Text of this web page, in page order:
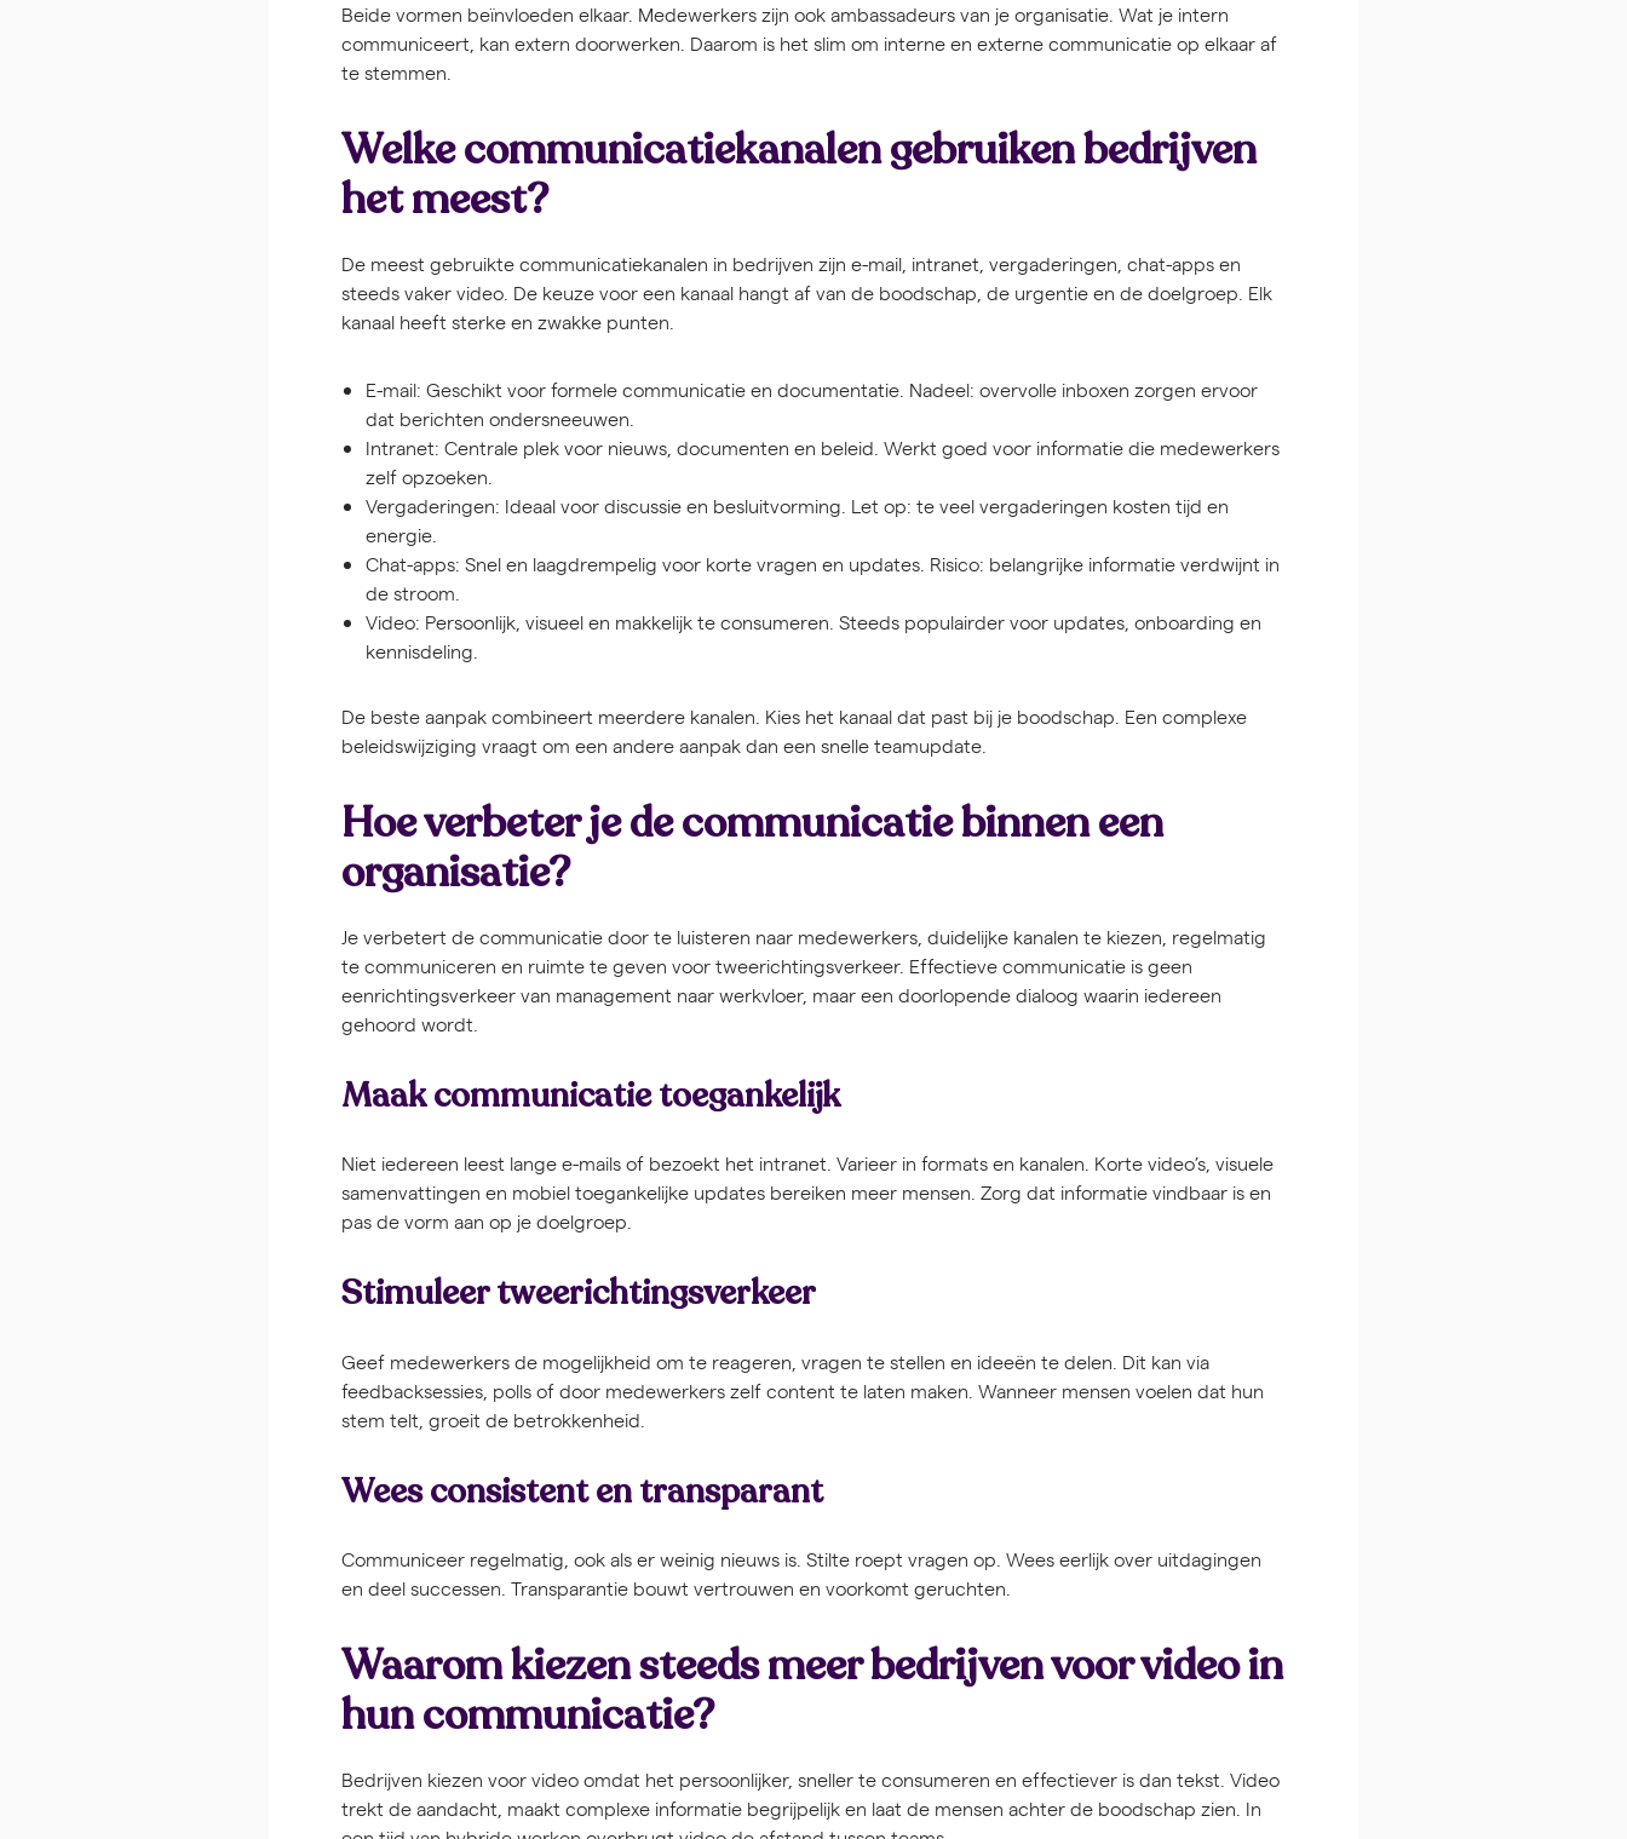
Beide vormen beïnvloeden elkaar. Medewerkers zijn ook ambassadeurs van je organisatie. Wat je intern
communiceert, kan extern doorwerken. Daarom is het slim om interne en externe communicatie op elkaar af
te stemmen.
Welke communicatiekanalen gebruiken bedrijven
het meest?
De meest gebruikte communicatiekanalen in bedrijven zijn e-mail, intranet, vergaderingen, chat-apps en
steeds vaker video. De keuze voor een kanaal hangt af van de boodschap, de urgentie en de doelgroep. Elk
kanaal heeft sterke en zwakke punten.
E-mail: Geschikt voor formele communicatie en documentatie. Nadeel: overvolle inboxen zorgen ervoor
dat berichten ondersneeuwen.
Intranet: Centrale plek voor nieuws, documenten en beleid. Werkt goed voor informatie die medewerkers
zelf opzoeken.
Vergaderingen: Ideaal voor discussie en besluitvorming. Let op: te veel vergaderingen kosten tijd en
energie.
Chat-apps: Snel en laagdrempelig voor korte vragen en updates. Risico: belangrijke informatie verdwijnt in
de stroom.
Video: Persoonlijk, visueel en makkelijk te consumeren. Steeds populairder voor updates, onboarding en
kennisdeling.
De beste aanpak combineert meerdere kanalen. Kies het kanaal dat past bij je boodschap. Een complexe
beleidswijziging vraagt om een andere aanpak dan een snelle teamupdate.
Hoe verbeter je de communicatie binnen een
organisatie?
Je verbetert de communicatie door te luisteren naar medewerkers, duidelijke kanalen te kiezen, regelmatig
te communiceren en ruimte te geven voor tweerichtingsverkeer. Effectieve communicatie is geen
eenrichtingsverkeer van management naar werkvloer, maar een doorlopende dialoog waarin iedereen
gehoord wordt.
Maak communicatie toegankelijk
Niet iedereen leest lange e-mails of bezoekt het intranet. Varieer in formats en kanalen. Korte video’s, visuele
samenvattingen en mobiel toegankelijke updates bereiken meer mensen. Zorg dat informatie vindbaar is en
pas de vorm aan op je doelgroep.
Stimuleer tweerichtingsverkeer
Geef medewerkers de mogelijkheid om te reageren, vragen te stellen en ideeën te delen. Dit kan via
feedbacksessies, polls of door medewerkers zelf content te laten maken. Wanneer mensen voelen dat hun
stem telt, groeit de betrokkenheid.
Wees consistent en transparant
Communiceer regelmatig, ook als er weinig nieuws is. Stilte roept vragen op. Wees eerlijk over uitdagingen
en deel successen. Transparantie bouwt vertrouwen en voorkomt geruchten.
Waarom kiezen steeds meer bedrijven voor video in
hun communicatie?
Bedrijven kiezen voor video omdat het persoonlijker, sneller te consumeren en effectiever is dan tekst. Video
trekt de aandacht, maakt complexe informatie begrijpelijk en laat de mensen achter de boodschap zien. In